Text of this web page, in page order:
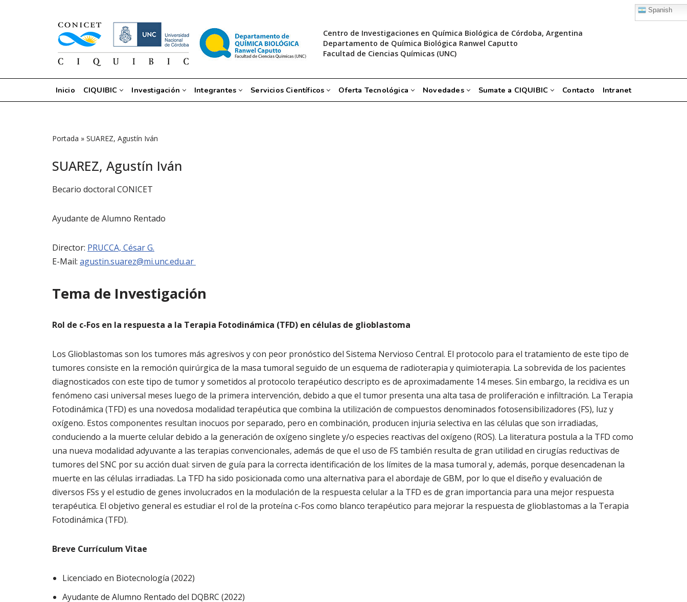
Spanish
Centro de Investigaciones en Química Biológica de Córdoba, Argentina
Departamento de Química Biológica Ranwel Caputto
Facultad de Ciencias Químicas (UNC)
Inicio CIQUIBIC Investigación Integrantes Servicios Científicos Oferta Tecnológica Novedades Sumate a CIQUIBIC Contacto Intranet
Portada » SUAREZ, Agustín Iván
SUAREZ, Agustín Iván
Becario doctoral CONICET
Ayudante de Alumno Rentado
Director: PRUCCA, César G.
E-Mail: agustin.suarez@mi.unc.edu.ar
Tema de Investigación
Rol de c-Fos en la respuesta a la Terapia Fotodinámica (TFD) en células de glioblastoma
Los Glioblastomas son los tumores más agresivos y con peor pronóstico del Sistema Nervioso Central. El protocolo para el tratamiento de este tipo de
tumores consiste en la remoción quirúrgica de la masa tumoral seguido de un esquema de radioterapia y quimioterapia. La sobrevida de los pacientes
diagnosticados con este tipo de tumor y sometidos al protocolo terapéutico descripto es de aproximadamente 14 meses. Sin embargo, la recidiva es un
fenómeno casi universal meses luego de la primera intervención, debido a que el tumor presenta una alta tasa de proliferación e infiltración. La Terapia
Fotodinámica (TFD) es una novedosa modalidad terapéutica que combina la utilización de compuestos denominados fotosensibilizadores (FS), luz y
oxígeno. Estos componentes resultan inocuos por separado, pero en combinación, producen injuria selectiva en las células que son irradiadas,
conduciendo a la muerte celular debido a la generación de oxígeno singlete y/o especies reactivas del oxígeno (ROS). La literatura postula a la TFD como
una nueva modalidad adyuvante a las terapias convencionales, además de que el uso de FS también resulta de gran utilidad en cirugías reductivas de
tumores del SNC por su acción dual: sirven de guía para la correcta identificación de los límites de la masa tumoral y, además, porque desencadenan la
muerte en las células irradiadas. La TFD ha sido posicionada como una alternativa para el abordaje de GBM, por lo que el diseño y evaluación de
diversos FSs y el estudio de genes involucrados en la modulación de la respuesta celular a la TFD es de gran importancia para una mejor respuesta
terapéutica. El objetivo general es estudiar el rol de la proteína c-Fos como blanco terapéutico para mejorar la respuesta de glioblastomas a la Terapia
Fotodinámica (TFD).
Breve Currículum Vitae
Licenciado en Biotecnología (2022)
Ayudante de Alumno Rentado del DQBRC (2022)